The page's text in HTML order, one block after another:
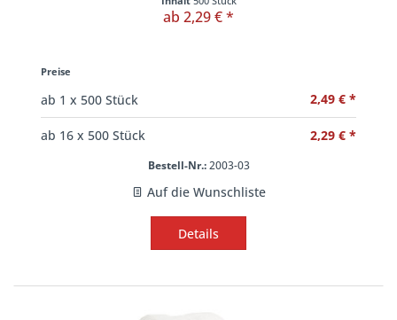
ab 2,29 € *
Preise
ab 1x 500 Stück 2,49 € *
ab 16x 500 Stück 2,29 € *
Bestell-Nr.:2003-03
Auf die Wunschliste
Details